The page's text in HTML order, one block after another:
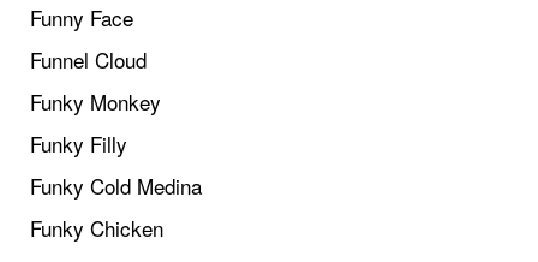
Funny Face
Funnel Cloud
Funky Monkey
Funky Filly
Funky Cold Medina
Funky Chicken